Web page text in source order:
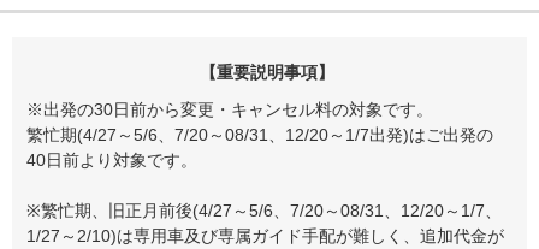
【重要説明事項】
※出発の30日前から変更・キャンセル料の対象です。
繁忙期(4/27～5/6、7/20～08/31、12/20～1/7出発)はご出発の
40日前より対象です。
※繁忙期、旧正月前後(4/27～5/6、7/20～08/31、12/20～1/7、
1/27～2/10)は専用車及び専属ガイド手配が難しく、追加代金が